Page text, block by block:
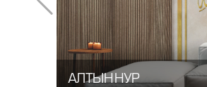
АЛТЫН НУР